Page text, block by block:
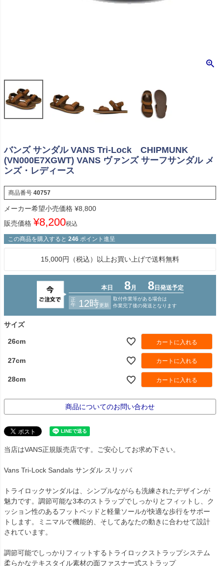
バンズ サンダル VANS Tri-Lock CHIPMUNK
(VN000E7XGWT) VANS ヴァンズ サーフサンダル メ
ンズ・レディース
商品番号 40757
メーカー希望小売価格 ¥8,800
販売価格 ¥8,200税込
この商品を購入すると 246 ポイント進呈
15,000円（税込）以上お買い上げで送料無料
サイズ
26cm カートに入れる
27cm カートに入れる
28cm カートに入れる
商品についてのお問い合わせ
当店はVANS正規販売店です。ご安心してお求め下さい。
Vans Tri-Lock Sandals サンダル スリッパ
トライロックサンダルは、シンプルながらも洗練されたデザインが
魅力です。調節可能な3本のストラップでしっかりとフィットし、ク
ッション性のあるフットベッドと軽量ソールが快適な歩行をサポー
トします。ミニマルで機能的、そしてあなたの動きに合わせて設計
されています。
調節可能でしっかりフィットするトライロックストラップシステム
柔らかなテキスタイル素材の面ファスナー式ストラップ